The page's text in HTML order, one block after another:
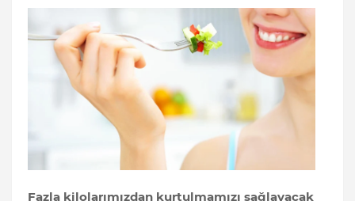
Fazla kilolarımızdan kurtulmamızı sağlayacak